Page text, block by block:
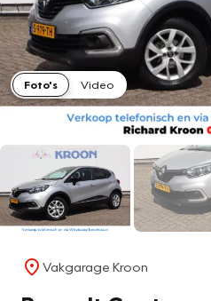
Foto's
Video
Vakgarage Kroon